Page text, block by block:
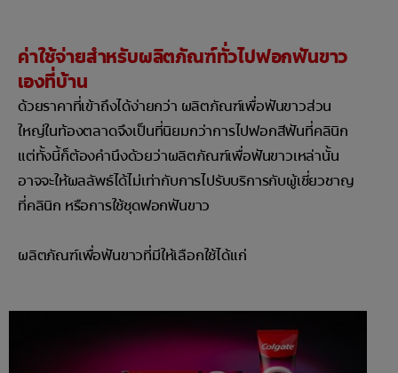
ค่าใช้จ่ายสำหรับผลิตภัณฑ์ทั่วไปฟอกฟันขาว
เองที่บ้าน
ด้วยราคาที่เข้าถึงได้ง่ายกว่า ผลิตภัณฑ์เพื่อฟันขาวส่วน
ใหญ่ในท้องตลาดจึงเป็นที่นิยมกว่าการไปฟอกสีฟันที่คลินิก
แต่ทั้งนี้ก็ต้องคำนึงด้วยว่าผลิตภัณฑ์เพื่อฟันขาวเหล่านั้น
อาจจะให้ผลลัพธ์ได้ไม่เท่ากับการไปรับบริการกับผู้เชี่ยวชาญ
ที่คลินิก หรือการใช้ชุดฟอกฟันขาว
ผลิตภัณฑ์เพื่อฟันขาวที่มีให้เลือกใช้ได้แก่